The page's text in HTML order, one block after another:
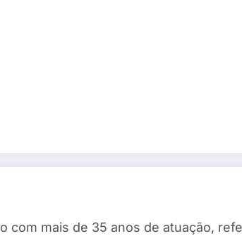
com mais de 35 anos de atuação,